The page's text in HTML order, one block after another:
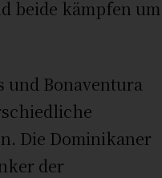
beide kämpfen um
und Bonaventura
Die Dominikaner
der